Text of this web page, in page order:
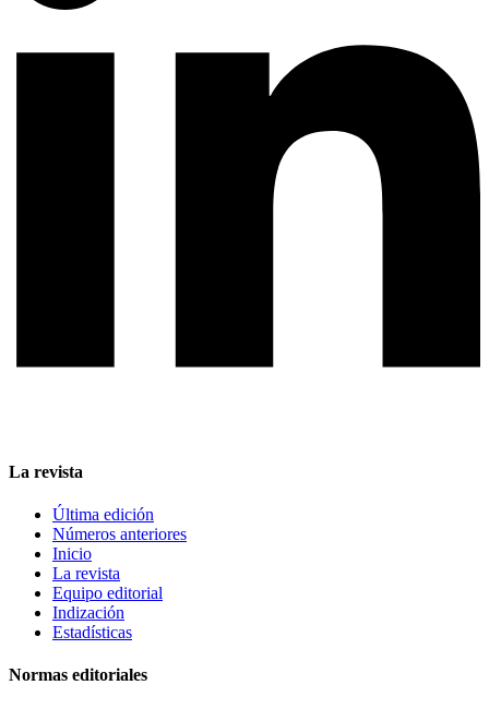
La revista
Última edición
Números anteriores
Inicio
La revista
Equipo editorial
Indización
Estadísticas
Normas editoriales